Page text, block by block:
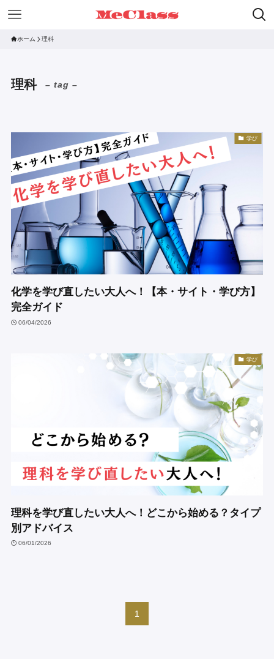
ホーム 理科
理科 – tag –
学び
化学を学び直したい大人へ！【本・サイト・学び方】
完全ガイド
06/04/2026
学び
理科を学び直したい大人へ！どこから始める？タイプ
別アドバイス
06/01/2026
1